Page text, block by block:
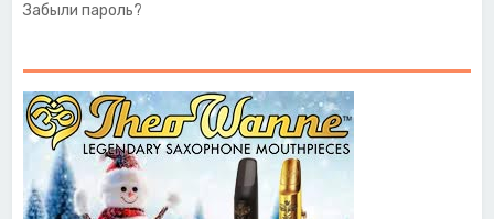
Забыли пароль?